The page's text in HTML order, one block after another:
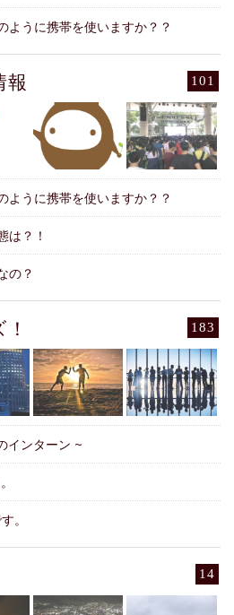
ように携帯を使いますか？？
101
報
ように携帯を使いますか？？
は？！
の？
183
インターン ~
。
14